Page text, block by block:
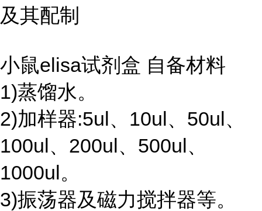
及其配制
小鼠elisa试剂盒 自备材料
1)蒸馏水。
2)加样器:5ul、10ul、50ul、
100ul、200ul、500ul、
1000ul。
3)振荡器及磁力搅拌器等。